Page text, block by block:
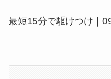
最短15分で駆けつけ｜